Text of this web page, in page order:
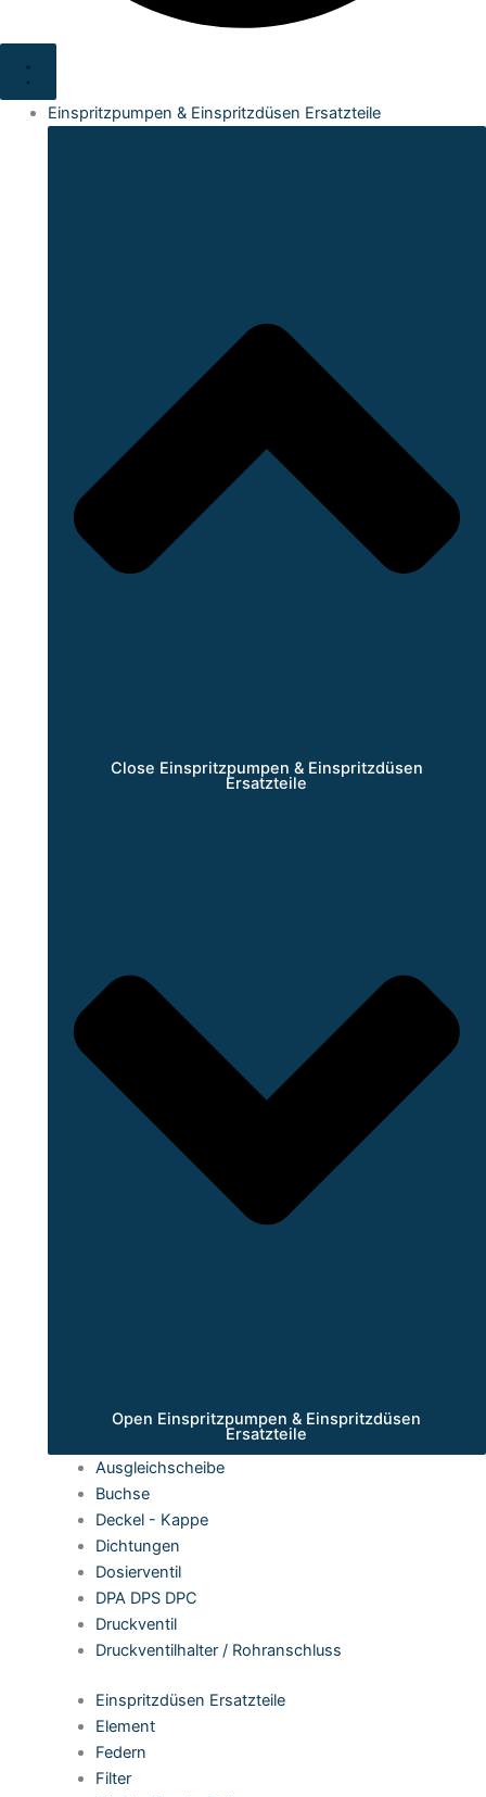
Einspritzpumpen & Einspritzdüsen Ersatzteile
Close Einspritzpumpen & Einspritzdüsen
Ersatzteile
Open Einspritzpumpen & Einspritzdüsen
Ersatzteile
Ausgleichscheibe
Buchse
Deckel - Kappe
Dichtungen
Dosierventil
DPA DPS DPC
Druckventil
Druckventilhalter / Rohranschluss
Einspritzdüsen Ersatzteile
Element
Federn
Filter